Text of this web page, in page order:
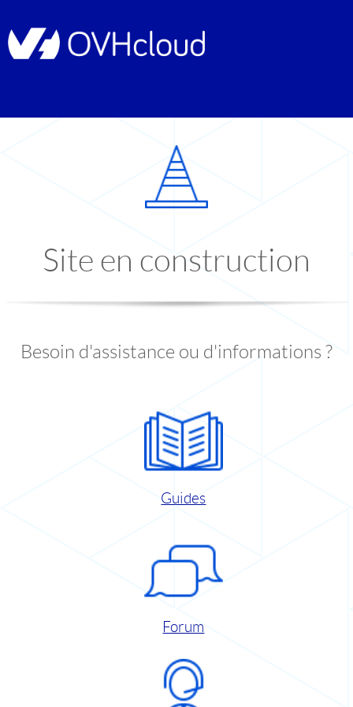
Site en construction
Besoin d'assistance ou d'informations ?
Guides
Forum